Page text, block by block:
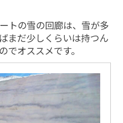
トの雪の回廊は、雪が多
まだ少しくらいは持つん
でオススメです。